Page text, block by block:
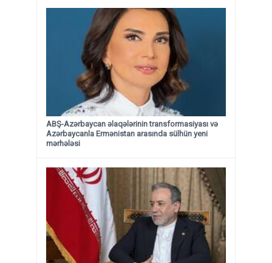
ABŞ-Azərbaycan əlaqələrinin transformasiyası və
Azərbaycanla Ermənistan arasında sülhün yeni
mərhələsi